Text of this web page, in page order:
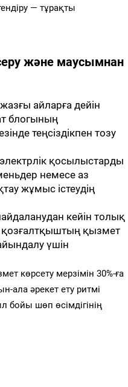
— тұрақты
және маусымнан
айларға дейін
блогының
теңсіздікпен тозу
қосылыстарды
немесе аз
жұмыс істеудің
кейін толық
қозғалтқыштың қызмет
үшін
көрсету мерзімін 30%-ға
ала әрекет ету ритмі
шөп өсімдігінің